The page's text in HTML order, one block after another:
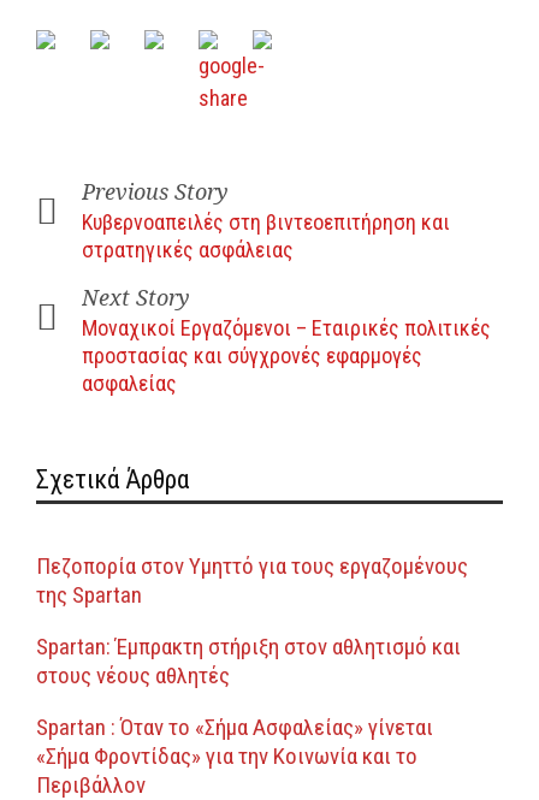
Previous Story
Κυβερνοαπειλές στη βιντεοεπιτήρηση και
στρατηγικές ασφάλειας
Next Story
Μοναχικοί Εργαζόμενοι – Εταιρικές πολιτικές
προστασίας και σύγχρονές εφαρμογές
ασφαλείας
Σχετικά Άρθρα
Πεζοπορία στον Υμηττό για τους εργαζομένους
της Spartan
Spartan: Έμπρακτη στήριξη στον αθλητισμό και
στους νέους αθλητές
Spartan : Όταν το «Σήμα Ασφαλείας» γίνεται
«Σήμα Φροντίδας» για την Κοινωνία και το
Περιβάλλον